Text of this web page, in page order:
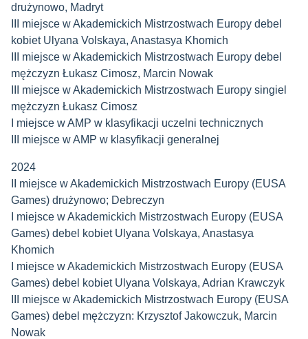
drużynowo, Madryt
III miejsce w Akademickich Mistrzostwach Europy debel
kobiet Ulyana Volskaya, Anastasya Khomich
III miejsce w Akademickich Mistrzostwach Europy debel
mężczyzn Łukasz Cimosz, Marcin Nowak
III miejsce w Akademickich Mistrzostwach Europy singiel
mężczyzn Łukasz Cimosz
I miejsce w AMP w klasyfikacji uczelni technicznych
III miejsce w AMP w klasyfikacji generalnej
2024
II miejsce w Akademickich Mistrzostwach Europy (EUSA
Games) drużynowo; Debreczyn
I miejsce w Akademickich Mistrzostwach Europy (EUSA
Games) debel kobiet Ulyana Volskaya, Anastasya
Khomich
I miejsce w Akademickich Mistrzostwach Europy (EUSA
Games) debel kobiet Ulyana Volskaya, Adrian Krawczyk
III miejsce w Akademickich Mistrzostwach Europy (EUSA
Games) debel mężczyzn: Krzysztof Jakowczuk, Marcin
Nowak